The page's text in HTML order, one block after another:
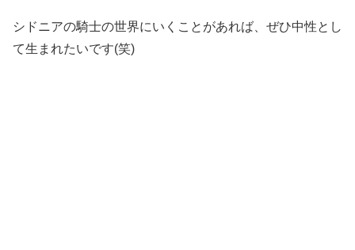
シドニアの騎士の世界にいくことがあれば、ぜひ中性とし
て生まれたいです(笑)